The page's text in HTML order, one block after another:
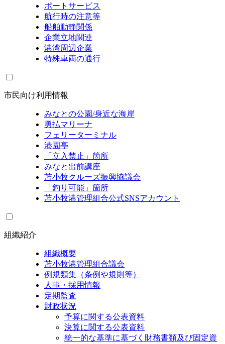
ポートサービス
航行時の注意等
船舶動静関係
企業立地関連
港湾周辺企業
特殊車両の通行
市民向け利用情報
みなとの公園/身近な海岸
勇払マリーナ
フェリーターミナル
港園亭
「立入禁止」箇所
みなと出前講座
苫小牧クルーズ振興協議会
「釣り可能」箇所
苫小牧港管理組合公式SNSアカウント
組織紹介
組織概要
苫小牧港管理組合議会
例規類集（条例や規則等）
人事・採用情報
定期監査
財政状況
予算に関する公表資料
決算に関する公表資料
統一的な基準に基づく財務書類及び固定資